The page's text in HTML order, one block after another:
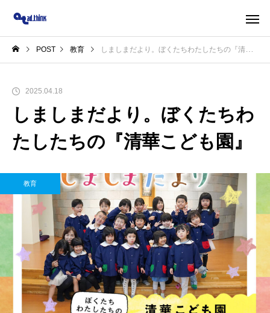
POST 教育 しましまだより。ぼくたちわたしたちの『清華こども園』
2025.04.18
しましまだより。ぼくたちわ
たしたちの『清華こども園』
教育